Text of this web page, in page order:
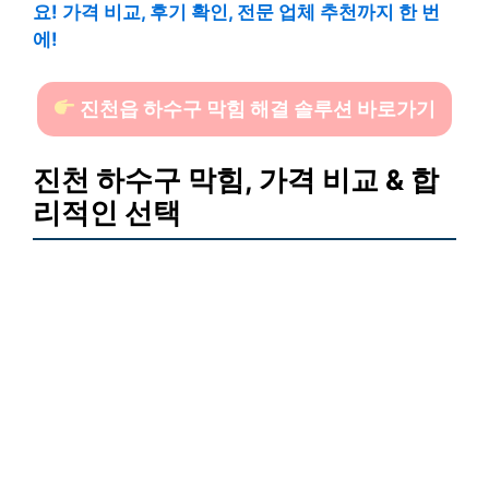
요! 가격 비교, 후기 확인, 전문 업체 추천까지 한 번
에!
진천읍 하수구 막힘 해결 솔루션 바로가기
진천 하수구 막힘, 가격 비교 & 합
리적인 선택